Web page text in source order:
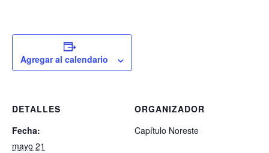
Agregar al calendario
DETALLES
Fecha:
mayo 21
ORGANIZADOR
Capítulo Noreste